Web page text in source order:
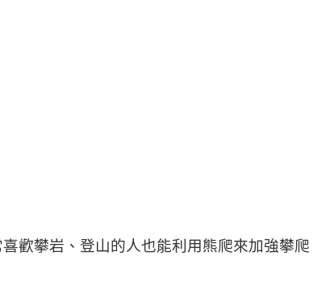
歡攀岩、登山的人也能利用熊爬來加強攀爬